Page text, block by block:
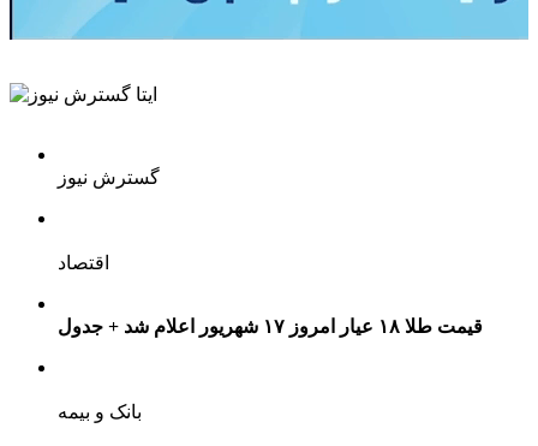
گسترش نیوز
اقتصاد
قیمت طلا ۱۸ عیار امروز ۱۷ شهریور اعلام شد + جدول
بانک و بیمه